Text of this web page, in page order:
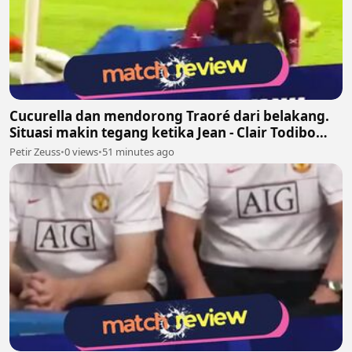
Cucurella dan mendorong Traoré dari belakang.
Situasi makin tegang ketika Jean - Clair Todibo
ikut terlibat dan memegang leher João Pedro
Petir Zeuss•0 views•51 minutes ago